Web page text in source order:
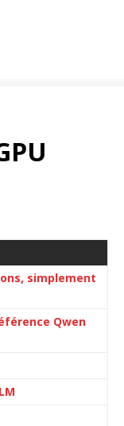
simplement
Qwen